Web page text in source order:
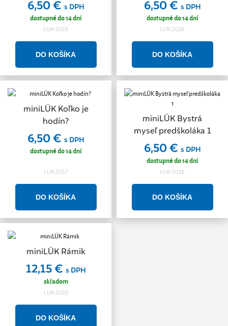
6,50 € s DPH
dostupné do 14 dní
LUK.0119
6,50 € s DPH
dostupné do 14 dní
LUK.0118
miniLÜK Koľko je
hodín?
6,50 € s DPH
dostupné do 14 dní
LUK.0117
miniLÜK Bystrá
myseľ predškoláka 1
6,50 € s DPH
dostupné do 14 dní
LUK.0116
miniLÜK Rámik
12,15 € s DPH
skladom
LUK.0115